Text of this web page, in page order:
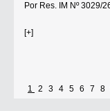
Por Res. IM Nº 3029/
[+]
1 2 3 4 5 6 7 8